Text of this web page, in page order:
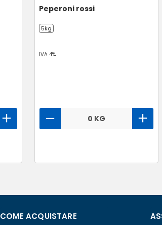
Peperoni rossi
5kg
IVA 4%
0 KG
COME ACQUISTARE